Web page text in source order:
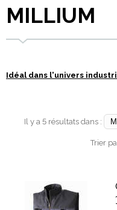
MILLIUM
Idéal dans l'univers
Il y a 5 résultats dans :
Trier